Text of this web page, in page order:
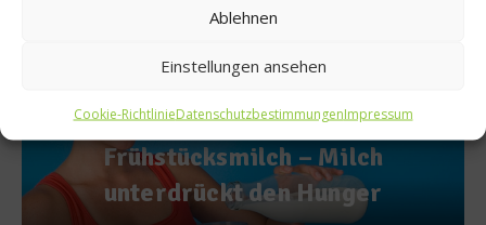
Ablehnen
Einstellungen ansehen
Cookie-RichtlinieDatenschutzbestimmungenImpressum
Wie gefährlich sind
Transfette?
20. September 2011